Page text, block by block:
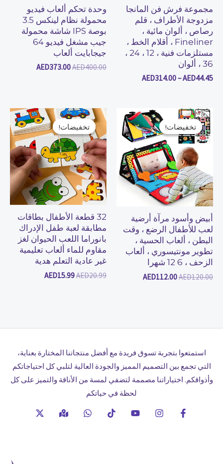
مجموعة فرش فن المانجا
مزدوجة الأطراف ، قلم
رصاص ، ألوان مائية ،
Fineliner ، أقلام الخط ،
مستلزمات فنية ، 12 ، 24 ،
36 ، ألوان
AED44.45
–
AED314.00
وحدة تحكم ألعاب فيديو
محمولة نظام لينكس 3.5
بوصة IPS شاشة محمولة
جيب مشغل فيديو 64
جيجابايت ألعاب
AED400.00
AED373.00
تخفيضات!
تخفيضات!
أبيض وأسود مرآة أرضية
لعب للأطفال الرضع ، وقت
البطن ، ألعاب الحسية ،
تطوير مونتيسوري ، ألعاب
الزحف ، 6 12 شهرا
AED120.00
السعر
الأصلي
هو:
AED120.00.
AED112.00
السعر
الحالي
هو:
AED112.00.
تخفيضات!
تخفيضات!
32 قطعة الأطفال بطاقات
مطابقة لعبة طفل الإدراك
بانوراما اللعب الحيوان لغز
مقاوم للماء ألعاب تعليمية
غير عادية التعلم هدية
AED20.99
السعر
الأصلي
هو:
AED20.99.
AED15.99
السعر
الحالي
هو:
AED15.99.
استمتعوا بتجربة تسوق فريدة مع أفضل منتجاتنا المختارة بعناية،
التي تجمع بين التصميم المميز والجودة العالية لتلبي كل احتياجاتكم
وأذواقكم. اختياراتنا مصممة لتضفي لمسة من الأناقة والتميز على كل
لحظة في حياتكم